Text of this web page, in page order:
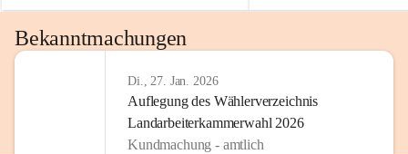
Bekanntmachungen
Di., 27. Jan. 2026
Auflegung des Wählerverzeichnis
Landarbeiterkammerwahl 2026
Kundmachung - amtlich